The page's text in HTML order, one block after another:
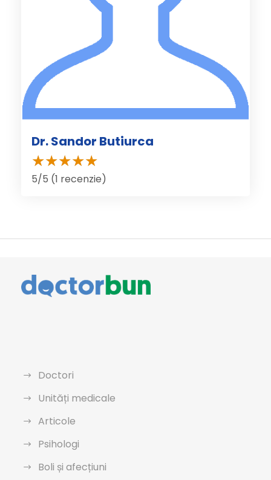
Dr. Sandor Butiurca
5/5 (1 recenzie)
Doctori
Unități medicale
Articole
Psihologi
Boli și afecțiuni